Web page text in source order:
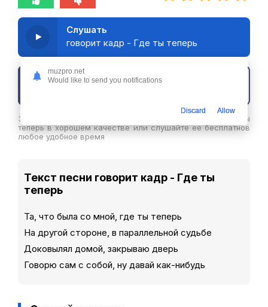
Слушать
говорит кадр - Где ты теперь
Скачать трек
Здесь вы можете скачать песню говорит кадр - Где ты
теперь в хорошем качестве или слушайте ее бесплатнов
любое удобное время
Текст песни говорит кадр - Где ты
теперь
Та, что была со мной, где ты теперь
На другой стороне, в параллельной судьбе
Доковылял домой, закрываю дверь
Говорю сам с собой, ну давай как-нибудь
muzpro.net
Would like to send you notifications
Discard Allow